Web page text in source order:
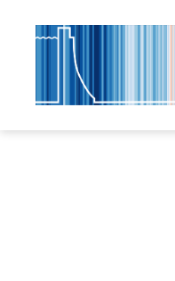
Klimaschutz